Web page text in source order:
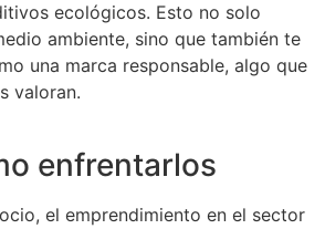
ecológicos. Esto no solo
ambiente, sino que también te
una marca responsable, algo que
valoran.
enfrentarlos
el emprendimiento en el sector